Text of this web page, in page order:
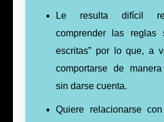
Le resulta difícil
comprender las reglas
escritas” por lo que, a
comportarse de
sin darse cuenta.
Quiere relacionarse